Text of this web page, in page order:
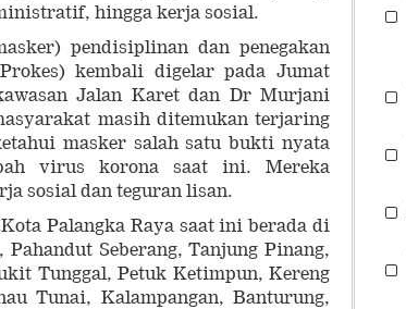
hingga kerja sosial.
pendisiplinan dan penegakan
kembali digelar pada Jumat
Jalan Karet dan Dr Murjani
masih ditemukan terjaring
masker salah satu bukti nyata
virus korona saat ini. Mereka
sosial dan teguran lisan.
Palangka Raya saat ini berada di
Seberang, Tanjung Pinang,
Tunggal, Petuk Ketimpun, Kereng
Tunai, Kalampangan, Banturung,